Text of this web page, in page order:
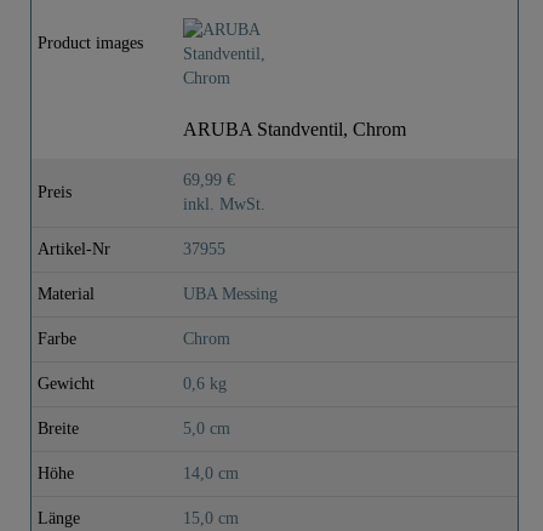
Product images
ARUBA Standventil, Chrom
Preis
69,99 €
inkl. MwSt.
Artikel-Nr 37955
Material UBA Messing
Farbe Chrom
Gewicht 0,6 kg
Breite 5,0 cm
Höhe 14,0 cm
Länge 15,0 cm